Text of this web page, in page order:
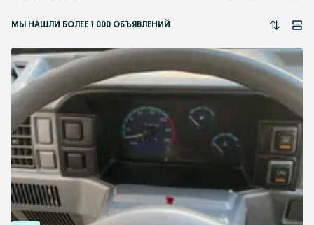
МЫ НАШЛИ БОЛЕЕ 1 000 ОБЪЯВЛЕНИЙ